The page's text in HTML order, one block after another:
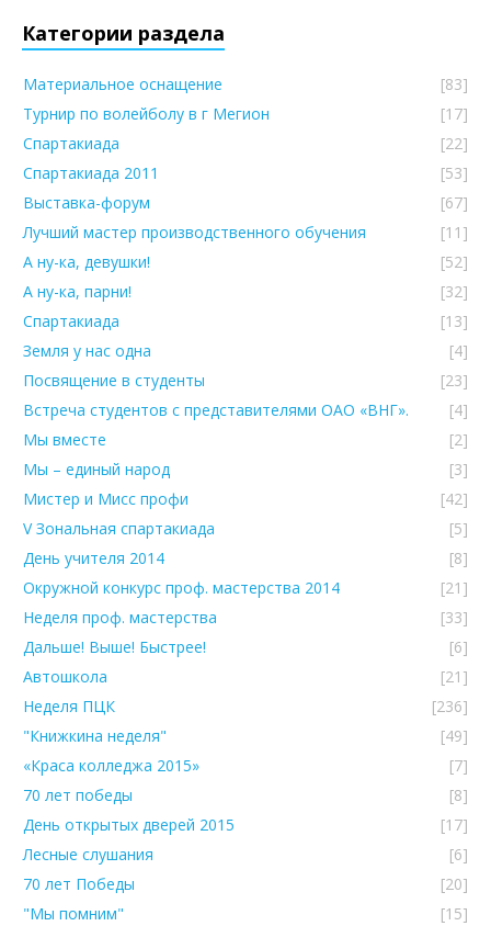
Категории раздела
Материальное оснащение
[83]
Турнир по волейболу в г Мегион
[17]
Спартакиада
[22]
Спартакиада 2011
[53]
Выставка-форум
[67]
Лучший мастер производственного обучения
[11]
А ну-ка, девушки!
[52]
А ну-ка, парни!
[32]
Спартакиада
[13]
Земля у нас одна
[4]
Посвящение в студенты
[23]
Встреча студентов с представителями ОАО «ВНГ».
[4]
Мы вместе
[2]
Мы – единый народ
[3]
Мистер и Мисс профи
[42]
V Зональная спартакиада
[5]
День учителя 2014
[8]
Окружной конкурс проф. мастерства 2014
[21]
Неделя проф. мастерства
[33]
Дальше! Выше! Быстрее!
[6]
Автошкола
[21]
Неделя ПЦК
[236]
"Книжкина неделя"
[49]
«Краса колледжа 2015»
[7]
70 лет победы
[8]
День открытых дверей 2015
[17]
Лесные слушания
[6]
70 лет Победы
[20]
"Мы помним"
[15]